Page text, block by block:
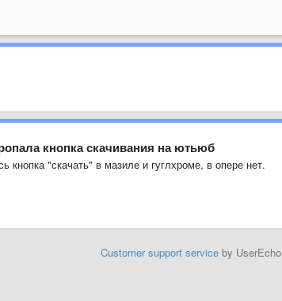
кнопка скачивания на ютьюб
кнопка "скачать" в мазиле и гуглхроме, в опере нет.
Customer support serviceby UserEcho